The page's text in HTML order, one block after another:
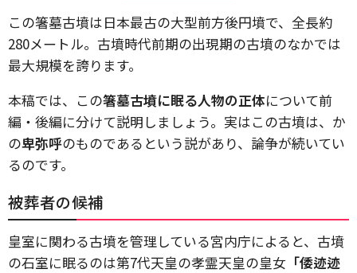
この箸墓古墳は日本最古の大型前方後円墳で、全長約
280メートル。古墳時代前期の出現期の古墳のなかでは
最大規模を誇ります。
本稿では、この箸墓古墳に眠る人物の正体について前
編・後編に分けて説明しましょう。実はこの古墳は、か
の卑弥呼のものであるという説があり、論争が続いてい
るのです。
被葬者の候補
皇室に関わる古墳を管理している宮内庁によると、古墳
の石室に眠るのは第7代天皇の孝霊天皇の皇女 「倭迹迹